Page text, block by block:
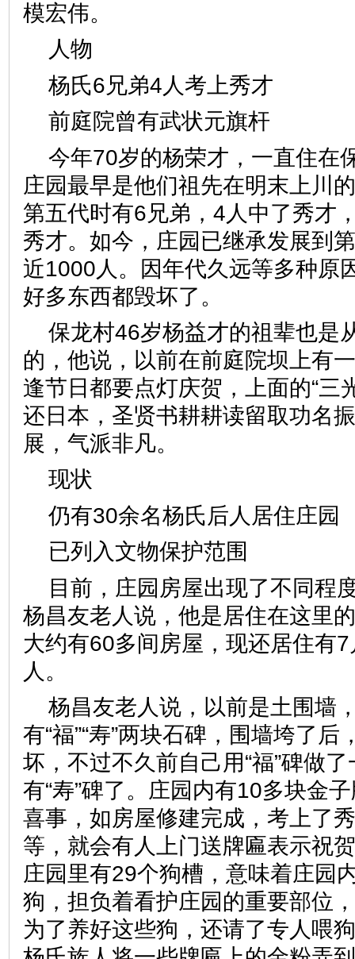
模宏伟。
人物
杨氏6兄弟4人考上秀才
前庭院曾有武状元旗杆
今年70岁的杨荣才，一直住在
庄园最早是他们祖先在明末上川
第五代时有6兄弟，4人中了秀才
秀才。如今，庄园已继承发展到
近1000人。因年代久远等多种原
好多东西都毁坏了。
保龙村46岁杨益才的祖辈也是
的，他说，以前在前庭院坝上有
逢节日都要点灯庆贺，上面的“三
还日本，圣贤书耕耕读留取功名
展，气派非凡。
现状
仍有30余名杨氏后人居住
已列入文物保护范围
目前，庄园房屋出现了不同程
杨昌友老人说，他是居住在这里
大约有60多间房屋，现还居住有
人。
杨昌友老人说，以前是土围墙
有“福”“寿”两块石碑，围墙垮了
坏，不过不久前自己用“福”碑做
有“寿”碑了。庄园内有10多块金
喜事，如房屋修建完成，考上了
等，就会有人上门送牌匾表示祝
庄园里有29个狗槽，意味着庄园
狗，担负着看护庄园的重要部位
为了养好这些狗，还请了专人喂